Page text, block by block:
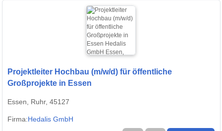
Projektleiter Hochbau (m/w/d) für öffentliche
Großprojekte in Essen
Essen, Ruhr, 45127
Firma:Hedalis GmbH